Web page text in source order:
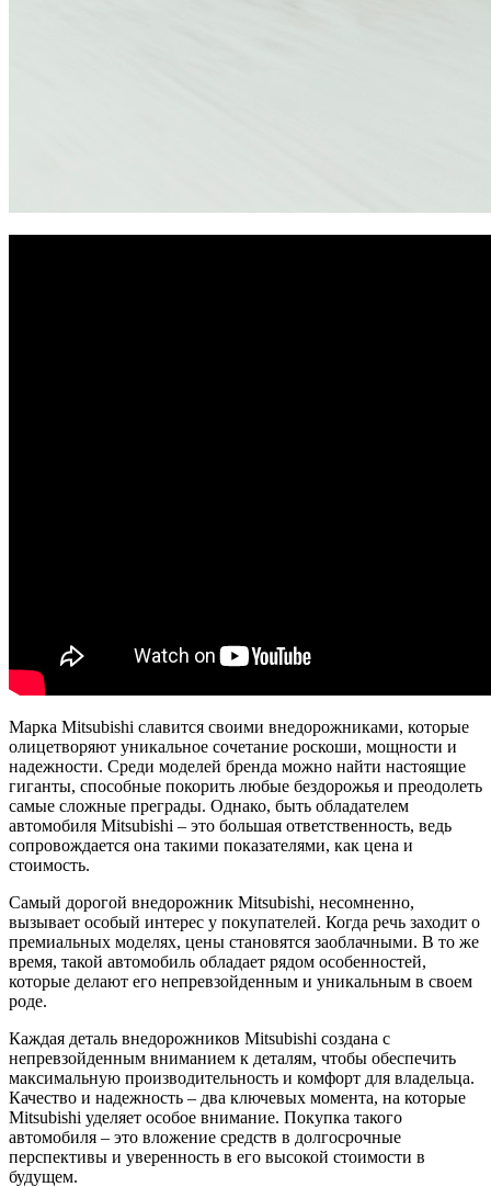
Марка Mitsubishi славится своими внедорожниками, которые
олицетворяют уникальное сочетание роскоши, мощности и
надежности. Среди моделей бренда можно найти настоящие
гиганты, способные покорить любые бездорожья и преодолеть
самые сложные преграды. Однако, быть обладателем
автомобиля Mitsubishi – это большая ответственность, ведь
сопровождается она такими показателями, как цена и
стоимость.
Самый дорогой внедорожник Mitsubishi, несомненно,
вызывает особый интерес у покупателей. Когда речь заходит о
премиальных моделях, цены становятся заоблачными. В то же
время, такой автомобиль обладает рядом особенностей,
которые делают его непревзойденным и уникальным в своем
роде.
Каждая деталь внедорожников Mitsubishi создана с
непревзойденным вниманием к деталям, чтобы обеспечить
максимальную производительность и комфорт для владельца.
Качество и надежность – два ключевых момента, на которые
Mitsubishi уделяет особое внимание. Покупка такого
автомобиля – это вложение средств в долгосрочные
перспективы и уверенность в его высокой стоимости в
будущем.